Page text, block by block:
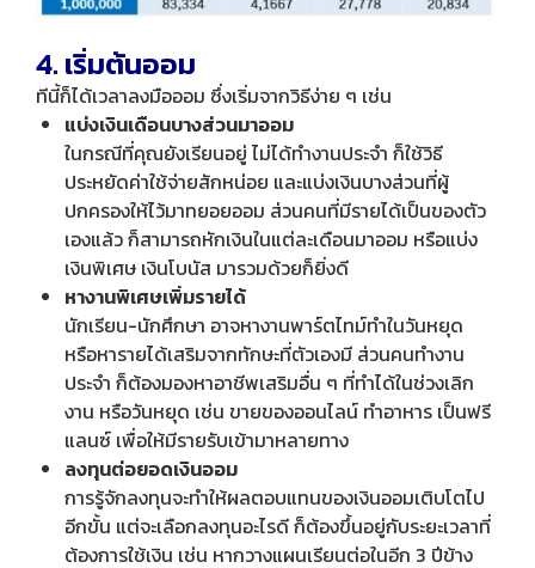
4. เริ่มต้นออม
ทีนี้ก็ได้เวลาลงมือออม ซึ่งเริ่มจากวิธีง่าย ๆ เช่น
แบ่งเงินเดือนบางส่วนมาออม
ในกรณีที่คุณยังเรียนอยู่ ไม่ได้ทำงานประจำ ก็ใช้วิธี
ประหยัดค่าใช้จ่ายสักหน่อย และแบ่งเงินบางส่วนที่ผู้
ปกครองให้ไว้มาทยอยออม ส่วนคนที่มีรายได้เป็นของตัว
เองแล้ว ก็สามารถหักเงินในแต่ละเดือนมาออม หรือแบ่ง
เงินพิเศษ เงินโบนัส มารวมด้วยก็ยิ่งดี
หางานพิเศษเพิ่มรายได้
นักเรียน-นักศึกษา อาจหางานพาร์ตไทม์ทำในวันหยุด
หรือหารายได้เสริมจากทักษะที่ตัวเองมี ส่วนคนทำงาน
ประจำ ก็ต้องมองหาอาชีพเสริมอื่น ๆ ที่ทำได้ในช่วงเลิก
งาน หรือวันหยุด เช่น ขายของออนไลน์ ทำอาหาร เป็นฟรี
แลนซ์ เพื่อให้มีรายรับเข้ามาหลายทาง
ลงทุนต่อยอดเงินออม
การรู้จักลงทุนจะทำให้ผลตอบแทนของเงินออมเติบโตไป
อีกขั้น แต่จะเลือกลงทุนอะไรดี ก็ต้องขึ้นอยู่กับระยะเวลาที่
ต้องการใช้เงิน เช่น หากวางแผนเรียนต่อในอีก 3 ปีข้าง